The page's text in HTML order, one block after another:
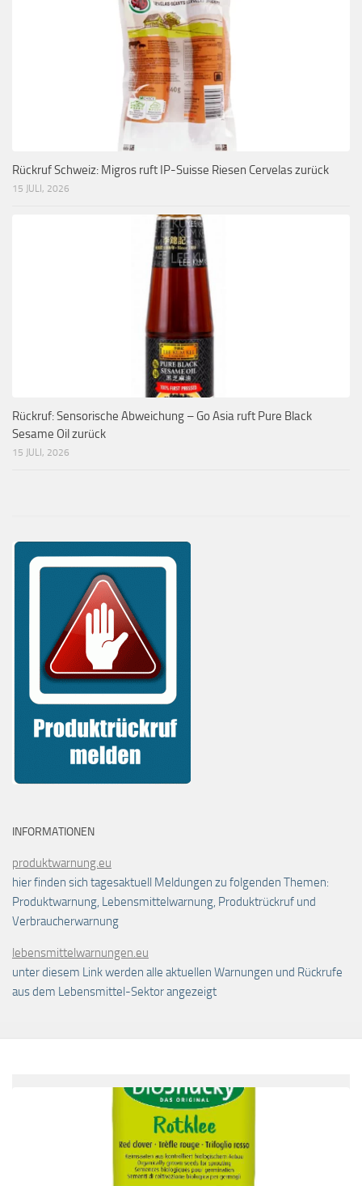
Rückruf Schweiz: Migros ruft IP-Suisse Riesen Cervelas zurück
15 JULI, 2026
Rückruf: Sensorische Abweichung – Go Asia ruft Pure Black
Sesame Oil zurück
15 JULI, 2026
INFORMATIONEN
produktwarnung.eu
hier finden sich tagesaktuell Meldungen zu folgenden Themen:
Produktwarnung, Lebensmittelwarnung, Produktrückruf und
Verbraucherwarnung
lebensmittelwarnungen.eu
unter diesem Link werden alle aktuellen Warnungen und Rückrufe
aus dem Lebensmittel-Sektor angezeigt